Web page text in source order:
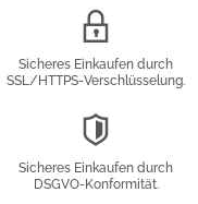
Sicheres Einkaufen durch
SSL/HTTPS-Verschlüsselung.
Sicheres Einkaufen durch
DSGVO-Konformität.